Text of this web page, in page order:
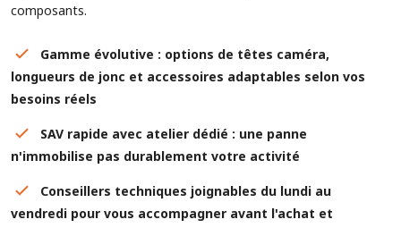
composants.
Gamme évolutive : options de têtes caméra,
longueurs de jonc et accessoires adaptables selon vos
besoins réels
SAV rapide avec atelier dédié : une panne
n'immobilise pas durablement votre activité
Conseillers techniques joignables du lundi au
vendredi pour vous accompagner avant l'achat et